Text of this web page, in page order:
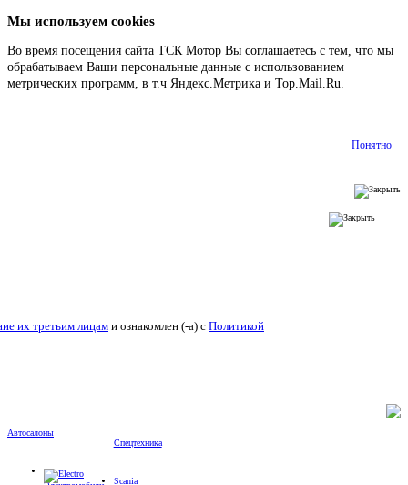
Мы используем cookies
Во время посещения сайта ТСК Мотор Вы соглашаетесь с тем, что мы
обрабатываем Ваши персональные данные с использованием
метрических программ, в т.ч Яндекс.Метрика и Top.Mail.Ru.
Понятно
их третьим лицами ознакомлен (-а) cПолитикой конфиденциальности
Электромобили
HAVAL
XCMG